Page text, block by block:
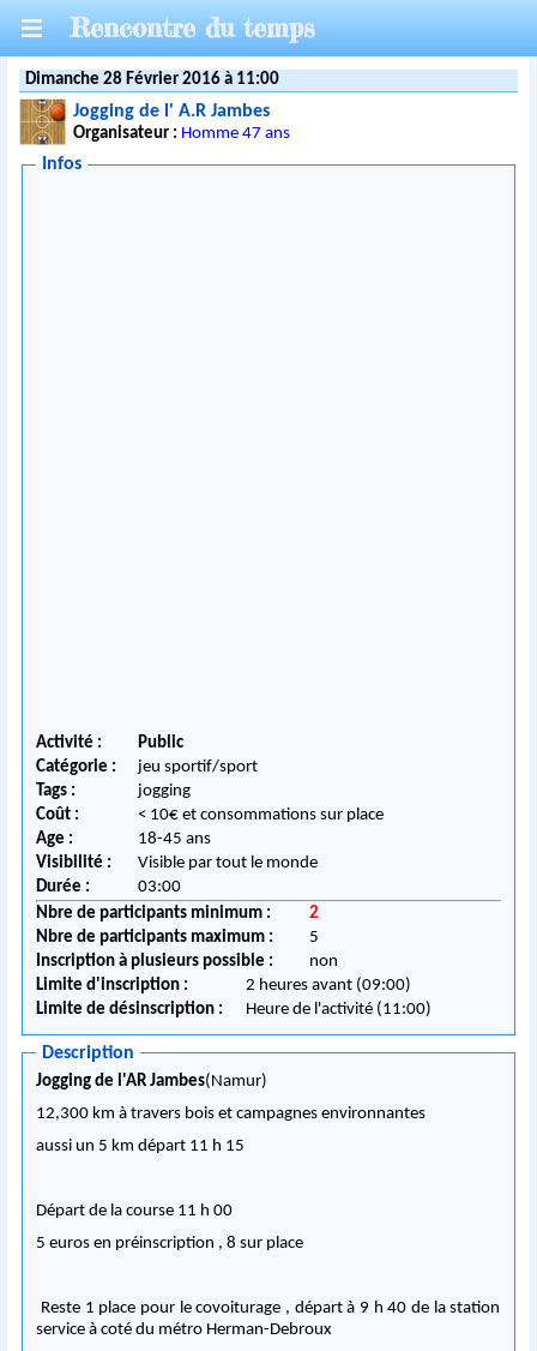
Rencontre du temps
Dimanche 28 Février 2016 à 11:00
Jogging de l' A.R Jambes
Organisateur : Homme 47 ans
Infos
Activité :
Public
Catégorie :
jeu sportif/sport
Tags :
jogging
Coût :
< 10€ et consommations sur place
Age :
18-45 ans
Visibilité :
Visible par tout le monde
Durée :
03:00
Nbre de participants minimum :
2
Nbre de participants maximum :
5
Inscription à plusieurs possible :
non
Limite d'inscription :
2 heures avant (09:00)
Limite de désinscription :
Heure de l'activité (11:00)
Description
Jogging de l'AR Jambes(Namur)
12,300 km à travers bois et campagnes environnantes
aussi un 5 km départ 11 h 15
Départ de la course 11 h 00
5 euros en préinscription , 8 sur place
Reste 1 place pour le covoiturage , départ à 9 h 40 de la station
service à coté du métro Herman-Debroux